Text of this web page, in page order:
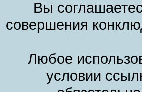
Вы
совершения
Любое
условии